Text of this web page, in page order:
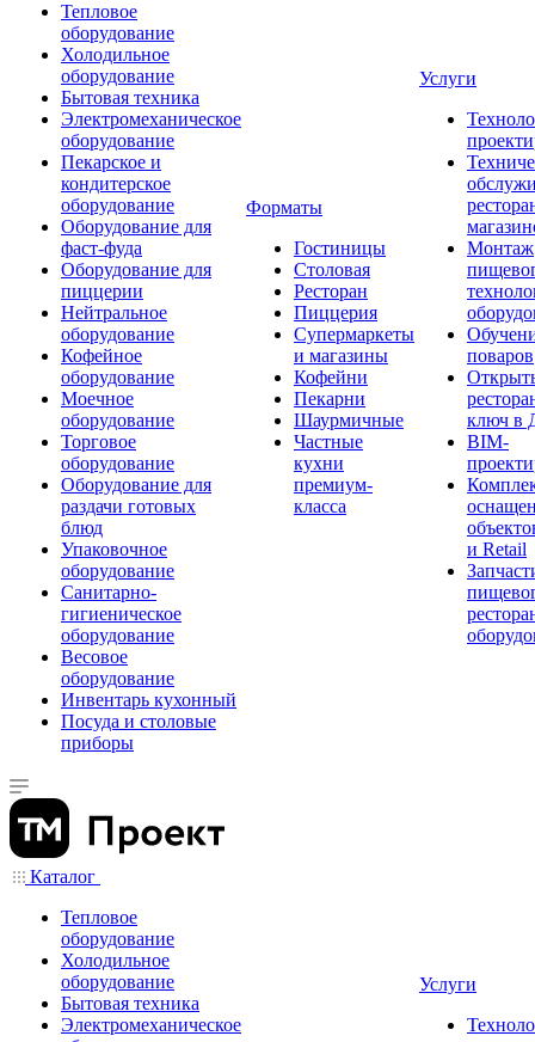
Тепловое
оборудование
Холодильное
оборудование
Бытовая техника
Электромеханическое
оборудование
Пекарское и
кондитерское
оборудование
Оборудование для
фаст-фуда
Оборудование для
пиццерии
Нейтральное
оборудование
Кофейное
оборудование
Моечное
оборудование
Торговое
оборудование
Оборудование для
раздачи готовых
блюд
Упаковочное
оборудование
Санитарно-
гигиеническое
оборудование
Весовое
оборудование
Инвентарь кухонный
Посуда и столовые
приборы
Форматы
Гостиницы
Столовая
Ресторан
Пиццерия
Супермаркеты
и магазины
Кофейни
Пекарни
Шаурмичные
Частные
кухни
премиум-
класса
Услуги
Монтаж
поваров
ключ в
BIM-
и Retail
Каталог
Тепловое
оборудование
Холодильное
оборудование
Бытовая техника
Электромеханическое
Услуги